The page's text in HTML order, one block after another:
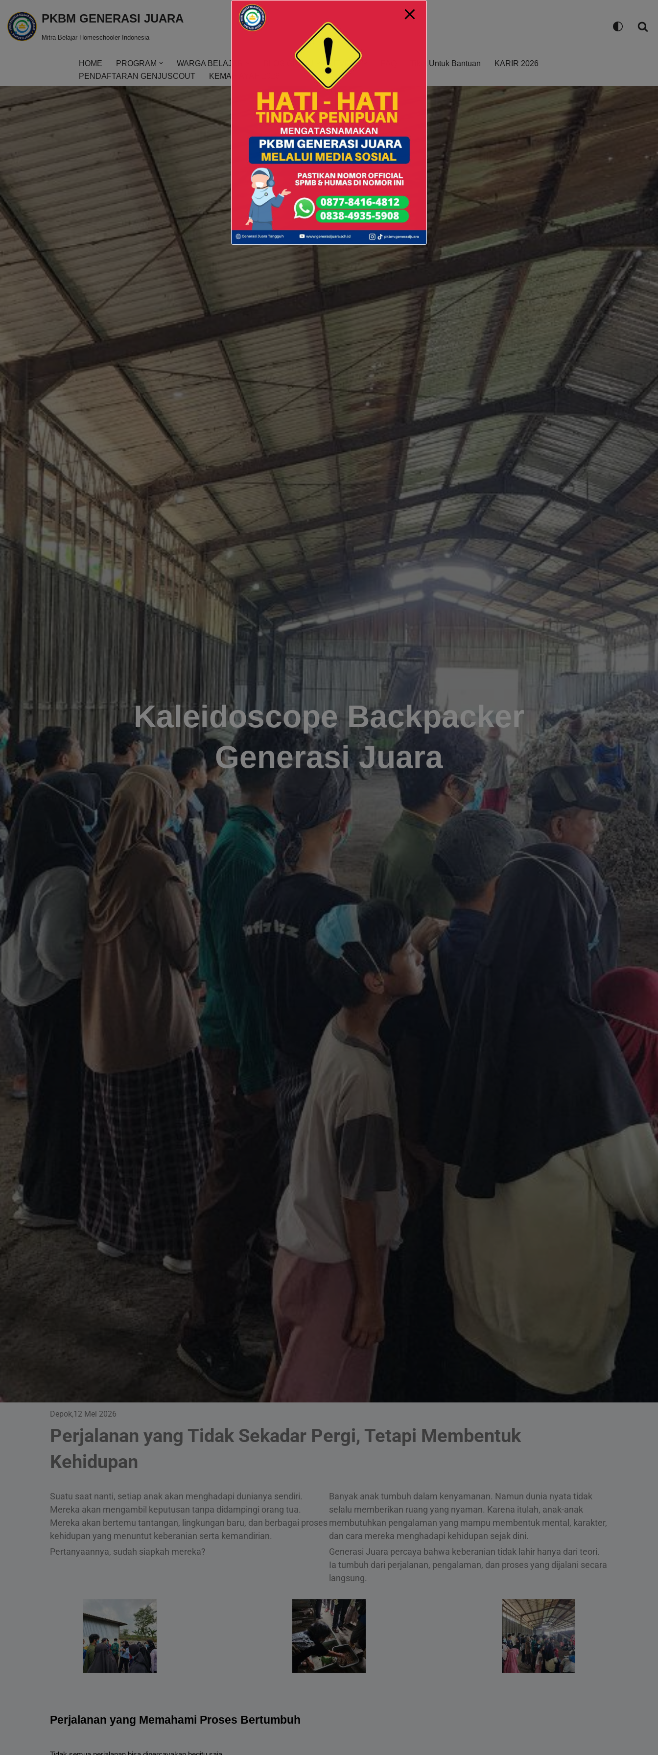
Skip
to
PKBM GENERASI JUARA
Mitra Belajar Homeschooler Indonesia
HOME PROGRAM WARGA BELAJAR BLOG GENJU EVENT Tiket Untuk Bantuan
KARIR 2026
PENDAFTARAN GENJUSCOUT
KEMAH AYAH 2026
Kaleidoscope Backpacker
Generasi Juara
Depok,12 Mei 2026
Perjalanan yang Tidak Sekadar Pergi, Tetapi Membentuk
Kehidupan
Suatu saat nanti, setiap anak akan menghadapi dunianya sendiri.
Mereka akan mengambil keputusan tanpa didampingi orang tua.
Mereka akan bertemu tantangan, lingkungan baru, dan berbagai proses
kehidupan yang menuntut keberanian serta kemandirian.
Pertanyaannya, sudah siapkah mereka?
Banyak anak tumbuh dalam kenyamanan. Namun dunia nyata tidak
selalu memberikan ruang yang nyaman. Karena itulah, anak-anak
membutuhkan pengalaman yang mampu membentuk mental, karakter,
dan cara mereka menghadapi kehidupan sejak dini.
Generasi Juara percaya bahwa keberanian tidak lahir hanya dari teori.
Ia tumbuh dari perjalanan, pengalaman, dan proses yang dijalani secara
langsung.
Perjalanan yang Memahami Proses Bertumbuh